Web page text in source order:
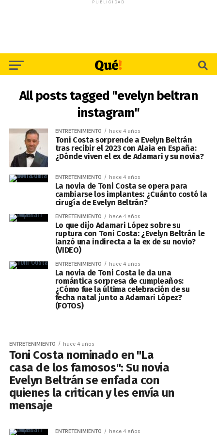
PUBLICIDAD
All posts tagged "evelyn beltran
instagram"
ENTRETENIMIENTO hace 4 años
Toni Costa sorprende a Evelyn Beltrán
tras recibir el 2023 con Alaia en España:
¿Dónde viven el ex de Adamari y su novia?
ENTRETENIMIENTO hace 4 años
La novia de Toni Costa se opera para
cambiarse los implantes: ¿Cuánto costó la
cirugía de Evelyn Beltrán?
ENTRETENIMIENTO hace 4 años
Lo que dijo Adamari López sobre su
ruptura con Toni Costa: ¿Evelyn Beltrán le
lanzó una indirecta a la ex de su novio?
(VIDEO)
ENTRETENIMIENTO hace 4 años
La novia de Toni Costa le da una
romántica sorpresa de cumpleaños:
¿Cómo fue la última celebración de su
fecha natal junto a Adamari López?
(FOTOS)
ENTRETENIMIENTO hace 4 años
Toni Costa nominado en "La
casa de los famosos": Su novia
Evelyn Beltrán se enfada con
quienes la critican y les envía un
mensaje
ENTRETENIMIENTO hace 4 años